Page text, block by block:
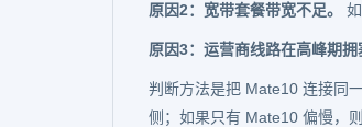
原因2：宽带套餐带宽不足。
原因3：运营商线路在高峰期拥
判断方法是把 Mate10 连接同
侧；如果只有 Mate10 偏慢，